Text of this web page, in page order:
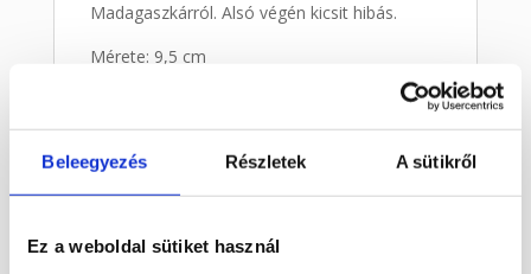
Beleegyezés Részletek A sütikről
Ez a weboldal sütiket használ
Madagaszkárról. Alsó végén kicsit hibás.
Mérete: 9,5 cm
Kapcsolódó termékek
Érdekelhetnek még…